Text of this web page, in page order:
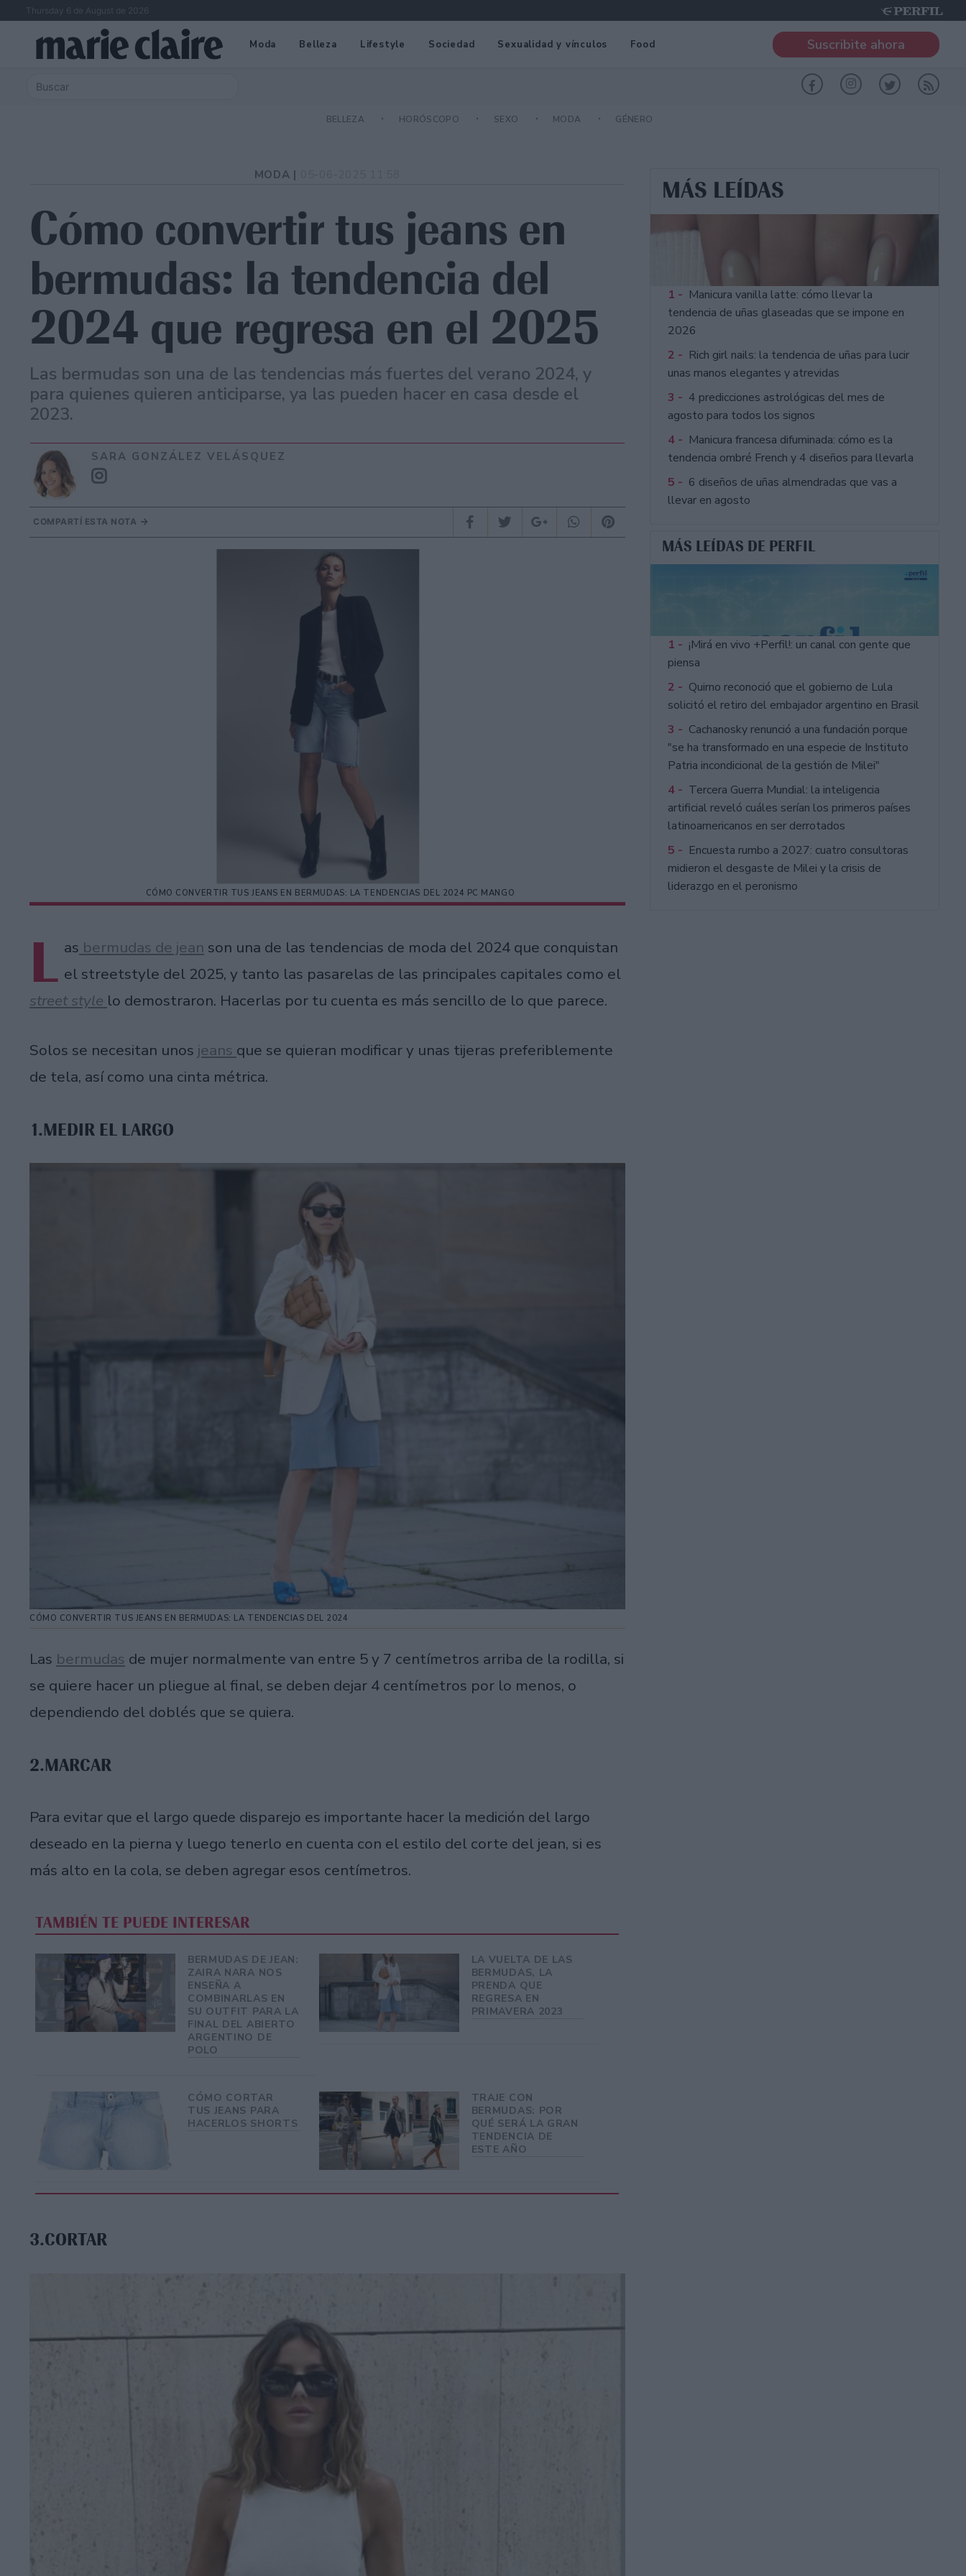
Thursday 6 de August de 2026
Moda Belleza Lifestyle Sociedad Sexualidad y vínculos Food Suscribite ahora
BELLEZA HORÓSCOPO SEXO MODA GÉNERO
MODA |
Cómo convertir tus jeans en
bermudas: la tendencia del
2024 que regresa en el 2025
Las bermudas son una de las tendencias más fuertes del verano 2024, y
para quienes quieren anticiparse, ya las pueden hacer en casa desde el
2023.
SARA GONZÁLEZ VELÁSQUEZ
COMPARTÍ ESTA NOTA
CÓMO CONVERTIR TUS JEANS EN BERMUDAS: LA TENDENCIAS DEL 2024 PC MANGO
L as bermudas de jean son una de las tendencias de moda del 2024 que conquistan
el streetstyle del 2025, y tanto las pasarelas de las principales capitales como el
street style lo demostraron. Hacerlas por tu cuenta es más sencillo de lo que parece.
Solos se necesitan unos jeans que se quieran modificar y unas tijeras preferiblemente
de tela, así como una cinta métrica.
1.MEDIR EL LARGO
CÓMO CONVERTIR TUS JEANS EN BERMUDAS: LA TENDENCIAS DEL 2024
Las bermudas de mujer normalmente van entre 5 y 7 centímetros arriba de la rodilla, si
se quiere hacer un pliegue al final, se deben dejar 4 centímetros por lo menos, o
dependiendo del doblés que se quiera.
2.MARCAR
Para evitar que el largo quede disparejo es importante hacer la medición del largo
deseado en la pierna y luego tenerlo en cuenta con el estilo del corte del jean, si es
más alto en la cola, se deben agregar esos centímetros.
TAMBIÉN TE PUEDE INTERESAR
BERMUDAS DE JEAN:
ZAIRA NARA NOS
ENSEÑA A
COMBINARLAS EN
SU OUTFIT PARA LA
FINAL DEL ABIERTO
ARGENTINO DE
POLO
LA VUELTA DE LAS
BERMUDAS, LA
PRENDA QUE
REGRESA EN
PRIMAVERA 2023
CÓMO CORTAR
TUS JEANS PARA
HACERLOS SHORTS
TRAJE CON
BERMUDAS: POR
QUÉ SERÁ LA GRAN
TENDENCIA DE
ESTE AÑO
3.CORTAR
MÁS LEÍDAS
1 - Manicura vanilla latte: cómo llevar la
tendencia de uñas glaseadas que se impone en
2026
2 - Rich girl nails: la tendencia de uñas para lucir
unas manos elegantes y atrevidas
3 - 4 predicciones astrológicas del mes de
agosto para todos los signos
4 - Manicura francesa difuminada: cómo es la
tendencia ombré French y 4 diseños para llevarla
5 - 6 diseños de uñas almendradas que vas a
llevar en agosto
MÁS LEÍDAS DE PERFIL
1 - ¡Mirá en vivo +Perfil!: un canal con gente que
piensa
2 - Quirno reconoció que el gobierno de Lula
solicitó el retiro del embajador argentino en Brasil
3 - Cachanosky renunció a una fundación porque
"se ha transformado en una especie de Instituto
Patria incondicional de la gestión de Milei"
4 - Tercera Guerra Mundial: la inteligencia
artificial reveló cuáles serían los primeros países
latinoamericanos en ser derrotados
5 - Encuesta rumbo a 2027: cuatro consultoras
midieron el desgaste de Milei y la crisis de
liderazgo en el peronismo